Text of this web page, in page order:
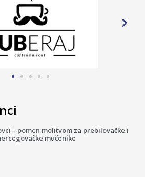
– pomen molitvom za prebilovačke i
mučenike